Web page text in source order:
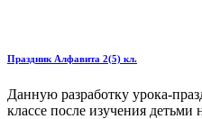
Праздник Алфавита 2(5) кл.
Данную разработку урока-
классе после изучения детьми